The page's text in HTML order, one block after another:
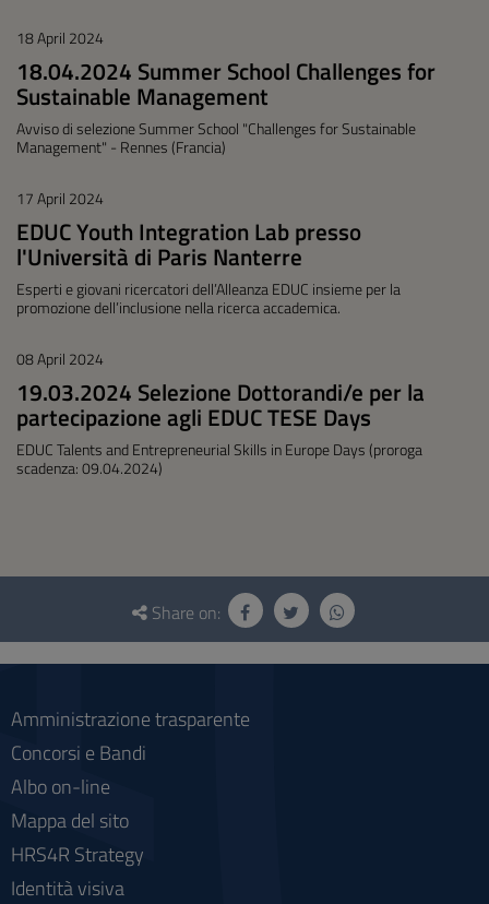
18 April 2024
18.04.2024 Summer School Challenges for
Sustainable Management
Avviso di selezione Summer School "Challenges for Sustainable
Management" - Rennes (Francia)
17 April 2024
EDUC Youth Integration Lab presso
l'Università di Paris Nanterre
Esperti e giovani ricercatori dell’Alleanza EDUC insieme per la
promozione dell’inclusione nella ricerca accademica.
08 April 2024
19.03.2024 Selezione Dottorandi/e per la
partecipazione agli EDUC TESE Days
EDUC Talents and Entrepreneurial Skills in Europe Days (proroga
scadenza: 09.04.2024)
Questionnaire
social
Share on:
Amministrazione trasparente
Concorsi e Bandi
Albo on-line
Mappa del sito
HRS4R Strategy
Identità visiva